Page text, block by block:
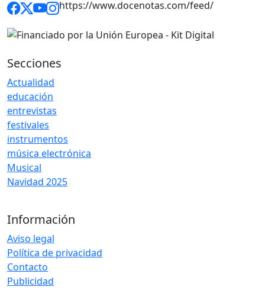
https://www.docenotas.com/feed/
Secciones
Actualidad
educación
entrevistas
festivales
instrumentos
música electrónica
Musical
Navidad 2025
Información
Aviso legal
Política de privacidad
Contacto
Publicidad